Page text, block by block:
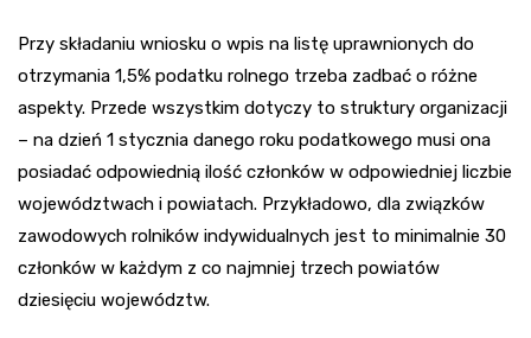
Przy składaniu wniosku o wpis na listę uprawnionych do
otrzymania 1,5% podatku rolnego trzeba zadbać o różne
aspekty. Przede wszystkim dotyczy to struktury organizacji
– na dzień 1 stycznia danego roku podatkowego musi ona
posiadać odpowiednią ilość członków w odpowiedniej liczbie
województwach i powiatach. Przykładowo, dla związków
zawodowych rolników indywidualnych jest to minimalnie 30
członków w każdym z co najmniej trzech powiatów
dziesięciu województw.